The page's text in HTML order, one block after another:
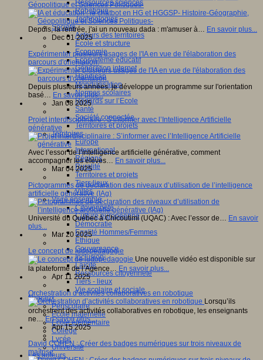
Ressources sciences
Robotique
Technologies
Société
Acteurs des territoires
Ecole et structure
Economie
Ecosystème éducatif
Génération internet
Handicap
Mondialisation
Normes scolaires
Regards sur l’Ecole
Santé
Société connectée
Territoires et projets
Territoires
Europe
International
Régions
Ruralité
Territoires et projets
Tiers lieux
Villes
Vivre ensemble
Citoyenneté
Culture européenne
Démocratie
Egalité Hommes/Femmes
Ethique
Gouvernance
Inclusion
Laïcité
Ressources citoyenneté
Tiers - lieux
Vie scolaire et sociale
Niveaux
Périscolaire
Ecole maternelle
Ecole élémentaire
Collège
Lycée
Université
Les auteurs
Géopolitique et Sciences Politiques-
Depuis, la rentrée, j'ai un nouveau dada : m'amuser à… En savoir plus...
Dec 01 2025
Expérimenter plusieurs usages de l'IA en vue de l'élaboration des
parcours d'orientation.
Depuis plusieurs années, je développe un programme sur l'orientation
basé… En savoir plus...
Jan 08 2025
Projet interdisciplinaire : S’informer avec l’Intelligence Artificielle
générative
Avec l’essor de l’intelligence artificielle générative, comment
accompagner les élèves… En savoir plus...
Mar 04 2025
Pictogrammes de déclaration des niveaux d’utilisation de l’intelligence
artificielle générative (IAg)
Université du Québec à Chicoutimi (UQAC) : Avec l’essor de… En savoir
plus...
Mar 20 2025
Le concept de ludopédagogie
Une nouvelle vidéo est disponible sur
la plateforme de l’Agence… En savoir plus...
Apr 11 2025
Orchestration d’activités collaboratives en robotique
Lorsqu’ils
orchestrent des activités collaboratives en robotique, les enseignants
ne…En savoir plus...
Apr 15 2025
David COHEN : Créer des badges numériques sur trois niveaux de
maîtrise